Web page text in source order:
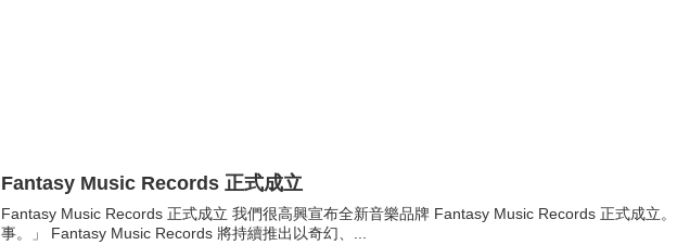
Fantasy Music Records 正式成立
Fantasy Music Records 正式成立 我們很高興宣布全新音樂品牌 Fantasy Music Records 正式成立
事。」 Fantasy Music Records 將持續推出以奇幻、...